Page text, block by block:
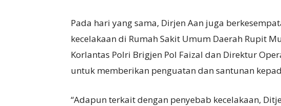
Pada hari yang sama, Dirjen Aan juga
kecelakaan di Rumah Sakit Umum Daerah Rupit
Korlantas Polri Brigjen Pol Faizal dan Direktur
untuk memberikan penguatan dan santunan
“Adapun terkait dengan penyebab kecelakaan,